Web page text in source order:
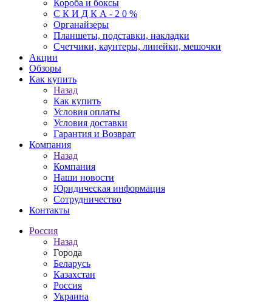
Короба и боксы
С К И Д К А - 2 0 %
Органайзеры
Планшеты, подставки, накладки
Счетчики, каунтеры, линейки, мешочки
Акции
Обзоры
Как купить
Назад
Как купить
Условия оплаты
Условия доставки
Гарантия и Возврат
Компания
Назад
Компания
Наши новости
Юридическая информация
Сотрудничество
Контакты
Россия
Назад
Города
Беларусь
Казахстан
Россия
Украина